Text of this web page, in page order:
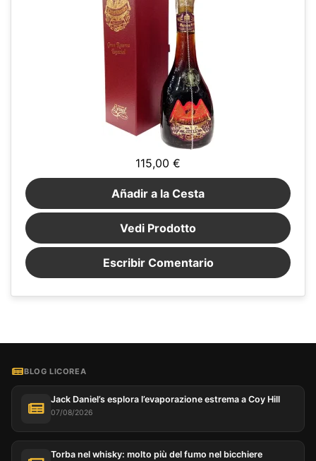
115,00 €
Añadir a la Cesta
Vedi Prodotto
Escribir Comentario
BLOG LICOREA
Jack Daniel’s esplora l’evaporazione estrema a Coy Hill
07/08/2026
Torba nel whisky: molto più del fumo nel bicchiere